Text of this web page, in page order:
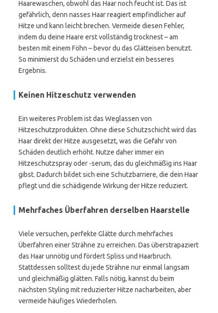
Haarewaschen, obwohl das Haar noch feucht ist. Das ist
gefährlich, denn nasses Haar reagiert empfindlicher auf
Hitze und kann leicht brechen. Vermeide diesen Fehler,
indem du deine Haare erst vollständig trocknest – am
besten mit einem Föhn – bevor du das Glätteisen benutzt.
So minimierst du Schäden und erzielst ein besseres
Ergebnis.
Keinen Hitzeschutz verwenden
Ein weiteres Problem ist das Weglassen von
Hitzeschutzprodukten. Ohne diese Schutzschicht wird das
Haar direkt der Hitze ausgesetzt, was die Gefahr von
Schäden deutlich erhöht. Nutze daher immer ein
Hitzeschutzspray oder -serum, das du gleichmäßig ins Haar
gibst. Dadurch bildet sich eine Schutzbarriere, die dein Haar
pflegt und die schädigende Wirkung der Hitze reduziert.
Mehrfaches Überfahren derselben Haarstelle
Viele versuchen, perfekte Glätte durch mehrfaches
Überfahren einer Strähne zu erreichen. Das überstrapaziert
das Haar unnötig und fördert Spliss und Haarbruch.
Stattdessen solltest du jede Strähne nur einmal langsam
und gleichmäßig glätten. Falls nötig, kannst du beim
nächsten Styling mit reduzierter Hitze nacharbeiten, aber
vermeide häufiges Wiederholen.